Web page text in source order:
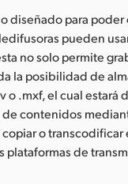
diseñado para
pueden
no solo permite
la posibilidad de
o .mxf, el cual
contenidos
o
de